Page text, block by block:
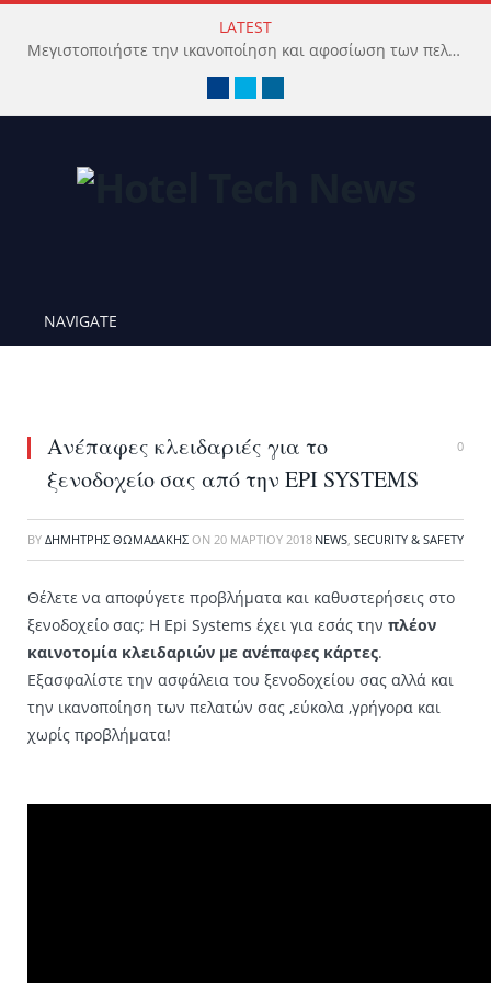
LATEST
Μεγιστοποιήστε την ικανοποίηση και αφοσίωση των πελατών με προηγμένο Wi-Fi δίκτυο
NAVIGATE
Ανέπαφες κλειδαριές για το
ξενοδοχείο σας από την EPI SYSTEMS
0
BY ΔΗΜΉΤΡΗΣ ΘΩΜΑΔΆΚΗΣ ON 20 ΜΑΡΤΊΟΥ 2018 NEWS, SECURITY & SAFETY
Θέλετε να αποφύγετε προβλήματα και καθυστερήσεις στο
ξενοδοχείο σας; Η Epi Systems έχει για εσάς την πλέον
καινοτομία κλειδαριών με ανέπαφες κάρτες.
Εξασφαλίστε την ασφάλεια του ξενοδοχείου σας αλλά και
την ικανοποίηση των πελατών σας ,εύκολα ,γρήγορα και
χωρίς προβλήματα!